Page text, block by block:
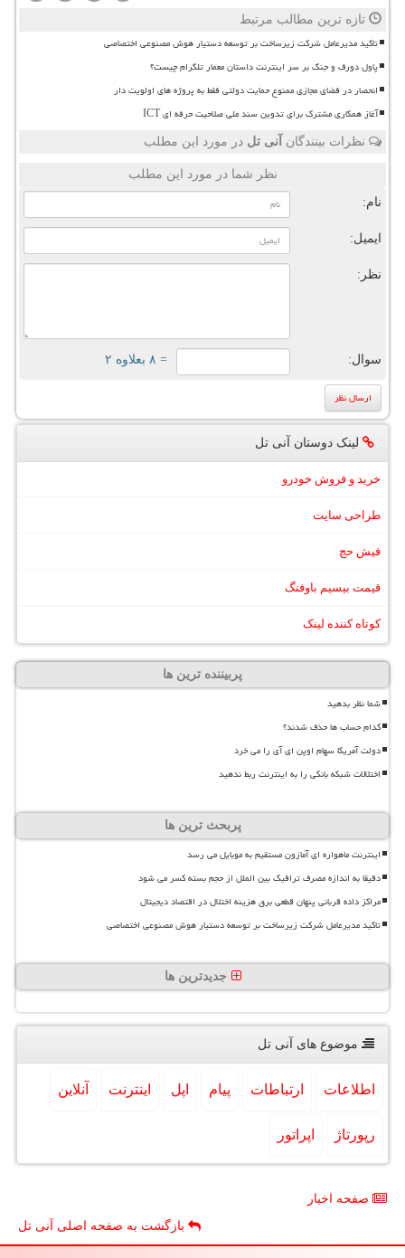
تازه ترین مطالب مرتبط
تاکید مدیرعامل شرکت زیرساخت بر توسعه دستیار هوش مصنوعی اختصاصی
پاول دورف و جنگ بر سر اینترنت داستان معمار تلگرام چیست؟
انحصار در فضای مجازی ممنوع حمایت دولتی فقط به پروژه های اولویت دار
آغاز همکاری مشترک برای تدوین سند ملی صلاحیت حرفه ای ICT
نظرات بینندگان آنی تل در مورد این مطلب
نظر شما در مورد این مطلب
نام:
ایمیل:
نظر:
سوال: = ۸ بعلاوه ۲
لینک دوستان آنی تل
خرید و فروش خودرو
طراحی سایت
فیش حج
قیمت بیسیم باوفنگ
کوتاه کننده لینک
پربیننده ترین ها
شما نظر بدهید
کدام حساب ها حذف شدند؟
دولت آمریکا سهام اوپن ای آی را می خرد
اختلالات شبکه بانکی را به اینترنت ربط ندهید
پربحث ترین ها
اینترنت ماهواره ای آمازون مستقیم به موبایل می رسد
دقیقا به اندازه مصرف ترافیک بین الملل از حجم بسته کسر می شود
مراکز داده قربانی پنهان قطعی برق هزینه اختلال در اقتصاد دیجیتال
تاکید مدیرعامل شرکت زیرساخت بر توسعه دستیار هوش مصنوعی اختصاصی
جدیدترین ها
موضوع های آنی تل
اطلاعات ارتباطات پیام اپل اینترنت آنلاین
رپورتاژ اپراتور
صفحه اخبار
بازگشت به صفحه اصلی آنی تل